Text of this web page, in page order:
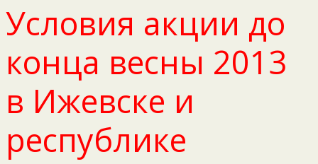
Условия акции до
конца весны 2013
в Ижевске и
республике